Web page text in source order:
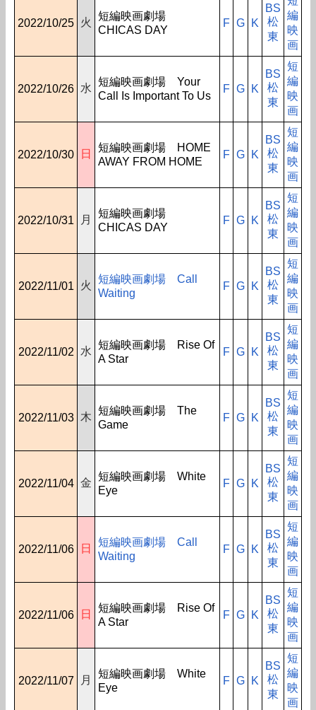
2022/10/25 火
短編映画劇場
CHICAS DAY
F G K
BS
松
東
編
映
画
2022/10/26 水
短編映画劇場 Your
Call Is Important To Us
F G K
BS
松
東
短
編
映
画
2022/10/30 日
短編映画劇場 HOME
AWAY FROM HOME
F G K
BS
松
東
短
編
映
画
2022/10/31 月
短編映画劇場
CHICAS DAY
F G K
BS
松
東
短
編
映
画
2022/11/01 火
短編映画劇場 Call
Waiting
F G K
BS
松
東
短
編
映
画
2022/11/02 水
短編映画劇場 Rise Of
A Star
F G K
BS
松
東
短
編
映
画
2022/11/03 木
短編映画劇場 The
Game
F G K
BS
松
東
短
編
映
画
2022/11/04 金
短編映画劇場 White
Eye
F G K
BS
松
東
短
編
映
画
2022/11/06 日
短編映画劇場 Call
Waiting
F G K
BS
松
東
短
編
映
画
2022/11/06 日
短編映画劇場 Rise Of
A Star
F G K
BS
松
東
短
編
映
画
2022/11/07 月
短編映画劇場 White
Eye
F G K
BS
松
東
短
編
映
画